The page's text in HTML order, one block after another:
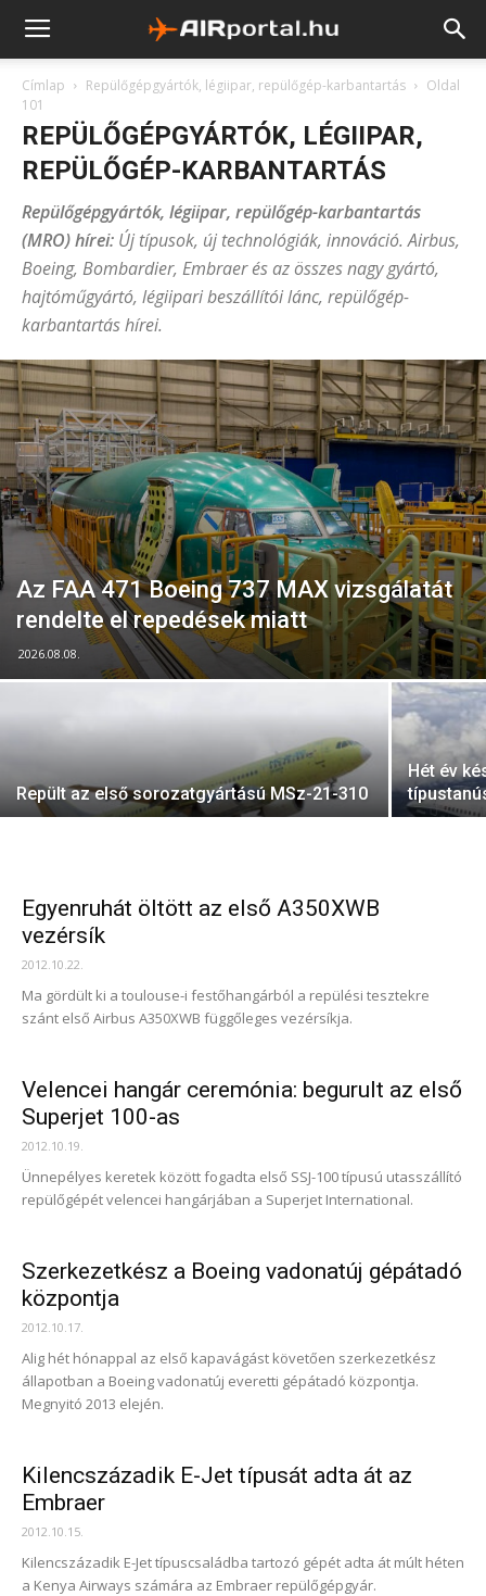
Címlap Repülőgépgyártók, légiipar, repülőgép-karbantartás
Oldal
101
REPÜLŐGÉPGYÁRTÓK, LÉGIIPAR,
REPÜLŐGÉP-KARBANTARTÁS
Repülőgépgyártók, légiipar, repülőgép-karbantartás
(MRO) hírei: Új típusok, új technológiák, innováció. Airbus,
Boeing, Bombardier, Embraer és az összes nagy gyártó,
hajtóműgyártó, légiipari beszállítói lánc, repülőgép-
karbantartás hírei.
Az FAA 471 Boeing 737 MAX vizsgálatát
rendelte el repedések miatt
2026.08.08.
Repült az első sorozatgyártású MSz-21-310
Hét év
Egyenruhát öltött az első A350XWB
vezérsík
2012.10.22.
Ma gördült ki a toulouse-i festőhangárból a repülési tesztekre
szánt első Airbus A350XWB függőleges vezérsíkja.
Velencei hangár ceremónia: begurult az első
Superjet 100-as
2012.10.19.
Ünnepélyes keretek között fogadta első SSJ-100 típusú utasszállító
repülőgépét velencei hangárjában a Superjet International.
Szerkezetkész a Boeing vadonatúj gépátadó
központja
2012.10.17.
Alig hét hónappal az első kapavágást követően szerkezetkész
állapotban a Boeing vadonatúj everetti gépátadó központja.
Megnyitó 2013 elején.
Kilencszázadik E-Jet típusát adta át az
Embraer
2012.10.15.
Kilencszázadik E-Jet típuscsaládba tartozó gépét adta át múlt héten
a Kenya Airways számára az Embraer repülőgépgyár.